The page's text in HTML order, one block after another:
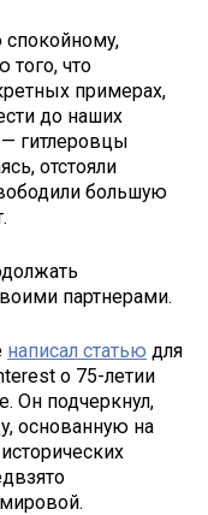
спокойному,
того, что
примерах,
до наших
гитлеровцы
отстояли
большую
партнерами.
написал статью для
о 75-летии
Он подчеркнул,
основанную на